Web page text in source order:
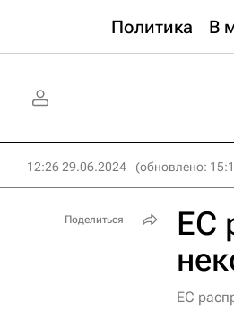
Политика В
12:26 29.06.2024 (обновлено:
ЕС
ЕС
Поделиться